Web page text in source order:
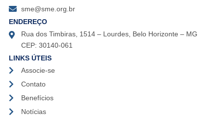
sme@sme.org.br
ENDEREÇO
Rua dos Timbiras, 1514 – Lourdes, Belo Horizonte – MG
CEP: 30140-061
LINKS ÚTEIS
Associe-se
Contato
Benefícios
Notícias